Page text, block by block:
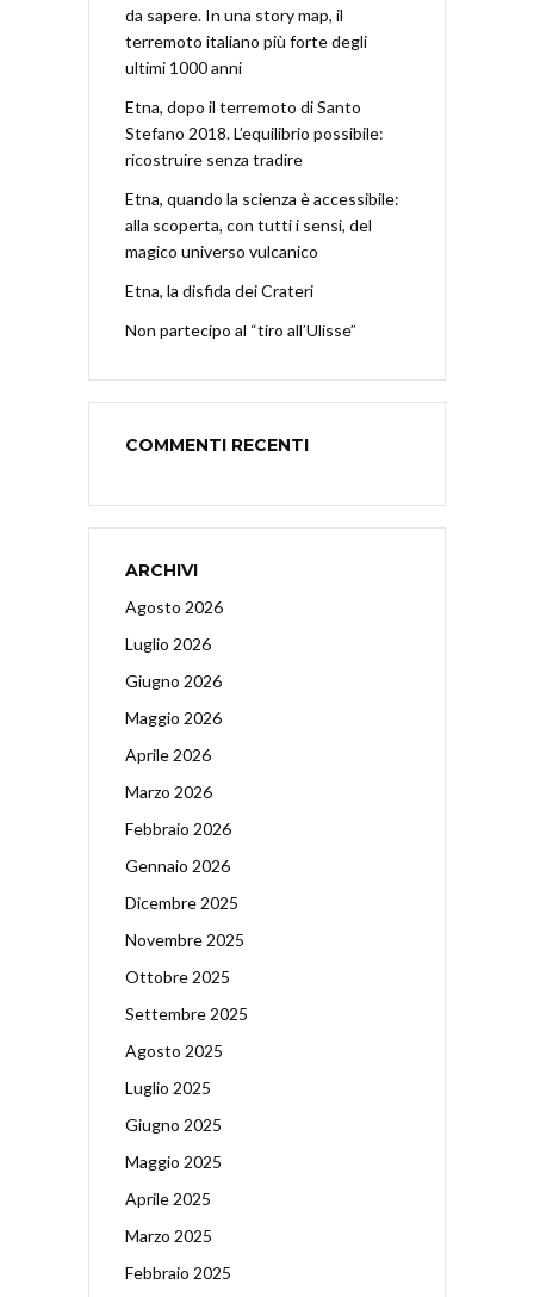
da sapere. In una story map, il
terremoto italiano più forte degli
ultimi 1000 anni
Etna, dopo il terremoto di Santo
Stefano 2018. L’equilibrio possibile:
ricostruire senza tradire
Etna, quando la scienza è accessibile:
alla scoperta, con tutti i sensi, del
magico universo vulcanico
Etna, la disfida dei Crateri
Non partecipo al “tiro all’Ulisse”
COMMENTI RECENTI
ARCHIVI
Agosto 2026
Luglio 2026
Giugno 2026
Maggio 2026
Aprile 2026
Marzo 2026
Febbraio 2026
Gennaio 2026
Dicembre 2025
Novembre 2025
Ottobre 2025
Settembre 2025
Agosto 2025
Luglio 2025
Giugno 2025
Maggio 2025
Aprile 2025
Marzo 2025
Febbraio 2025